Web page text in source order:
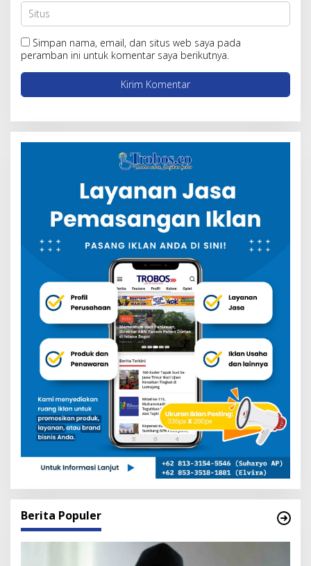
Simpan nama, email, dan situs web saya pada
peramban ini untuk komentar saya berikutnya.
Berita Populer